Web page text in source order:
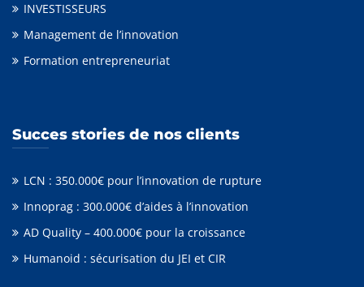
INVESTISSEURS
Management de l’innovation
Formation entrepreneuriat
Succes stories de nos clients
LCN : 350.000€ pour l’innovation de rupture
Innoprag : 300.000€ d’aides à l’innovation
AD Quality – 400.000€ pour la croissance
Humanoid : sécurisation du JEI et CIR